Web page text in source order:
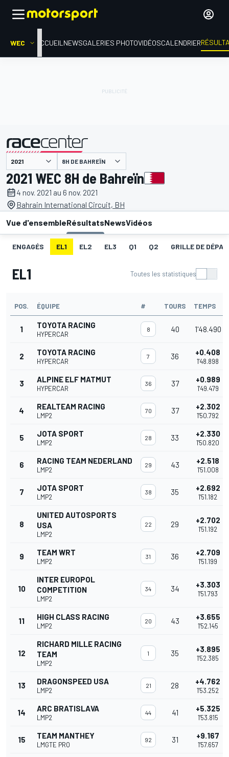
WEC ACCUEIL NEWSGALERIES PHOTOVIDÉOSCALENDRIER
présenté par 8H DE BAHREÏN
2021 WEC 8H de Bahreïn
4 nov. 2021 au 6 nov. 2021
Bahrain International Circuit, BH
Vue d'ensembleRésultatsNewsVidéos
ENGAGÉS EL1 EL2 EL3 Q1 Q2 GRILLE DE
EL1 Toutes les statistiques
POS. ÉQUIPE # TOURS TEMPS
1 TOYOTA RACING
HYPERCAR
8 40 1'48.490
2 TOYOTA RACING
HYPERCAR
7 36 +0.408
1'48.898
3 ALPINE ELF MATMUT
HYPERCAR
36 37 +0.989
1'49.479
4 REALTEAM RACING
LMP2
70 37 +2.302
1'50.792
5 JOTA SPORT
LMP2
28 33 +2.330
1'50.820
6 RACING TEAM NEDERLAND
LMP2
29 43 +2.518
1'51.008
7 JOTA SPORT
LMP2
38 35 +2.692
1'51.182
8
UNITED AUTOSPORTS
USA
LMP2
22 29 +2.702
1'51.192
9 TEAM WRT
LMP2
31 36 +2.709
1'51.199
10
INTER EUROPOL
COMPETITION
LMP2
34 34 +3.303
1'51.793
11 HIGH CLASS RACING
LMP2
20 43 +3.655
1'52.145
12
RICHARD MILLE RACING
TEAM
LMP2
1 35 +3.895
1'52.385
13 DRAGONSPEED USA
LMP2
21 28 +4.762
1'53.252
14 ARC BRATISLAVA
LMP2
44 41 +5.325
1'53.815
15 TEAM MANTHEY
LMGTE PRO
92 31 +9.167
1'57.657